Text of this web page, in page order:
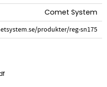
Comet System
produkter/reg-sn175